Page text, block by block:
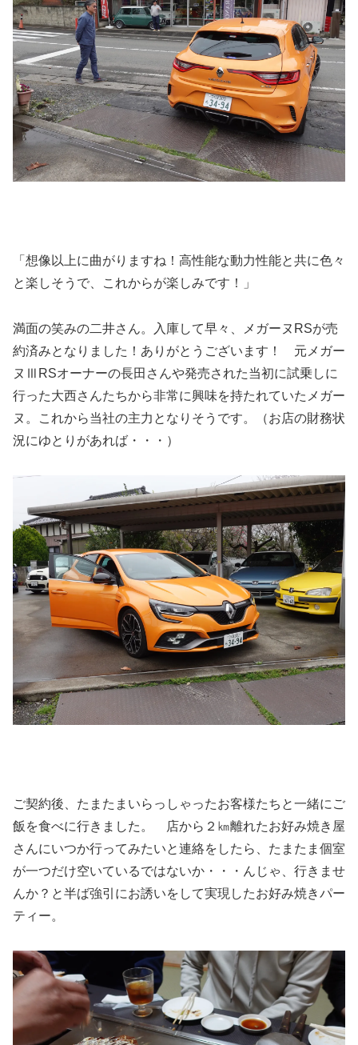
「想像以上に曲がりますね！高性能な動力性能と共に色々
と楽しそうで、これからが楽しみです！」
満面の笑みの二井さん。入庫して早々、メガーヌRSが売
約済みとなりました！ありがとうございます！ 元メガー
ヌⅢRSオーナーの長田さんや発売された当初に試乗しに
行った大西さんたちから非常に興味を持たれていたメガー
ヌ。これから当社の主力となりそうです。（お店の財務状
況にゆとりがあれば・・・）
ご契約後、たまたまいらっしゃったお客様たちと一緒にご
飯を食べに行きました。 店から２㎞離れたお好み焼き屋
さんにいつか行ってみたいと連絡をしたら、たまたま個室
が一つだけ空いているではないか・・・んじゃ、行きませ
んか？と半ば強引にお誘いをして実現したお好み焼きパー
ティー。